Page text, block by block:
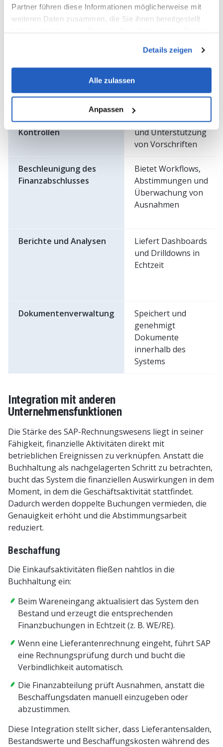
Partner führen diese Informationen möglicherweise mit
weiteren Daten zusammen, die Sie ihnen bereitgestellt
Details zeigen
Alle zulassen
Anpassen
und aktualisierte
Steuersätze an
Unterstützt parallele
Vorschriften und
Kontrollen
Bietet Prüfpfade,
Genehmigungsregeln
und Unterstützung
von Vorschriften
Beschleunigung des
Finanzabschlusses
Bietet Workflows,
Abstimmungen und
Überwachung von
Ausnahmen
Berichte und Analysen
Liefert Dashboards
und Drilldowns in
Echtzeit
Dokumentenverwaltung
Speichert und
genehmigt
Dokumente
innerhalb des
Systems
Integration mit anderen
Unternehmensfunktionen
Die Stärke des SAP-Rechnungswesens liegt in seiner
Fähigkeit, finanzielle Aktivitäten direkt mit
betrieblichen Ereignissen zu verknüpfen. Anstatt die
Buchhaltung als nachgelagerten Schritt zu betrachten,
bucht das System die finanziellen Auswirkungen in dem
Moment, in dem die Geschäftsaktivität stattfindet.
Dadurch werden doppelte Buchungen vermieden, die
Genauigkeit erhöht und die Abstimmungsarbeit
reduziert.
Beschaffung
Die Einkaufsaktivitäten fließen nahtlos in die
Buchhaltung ein:
Beim Wareneingang aktualisiert das System den
Bestand und erzeugt die entsprechenden
Finanzbuchungen in Echtzeit (z. B. WE/RE).
Wenn eine Lieferantenrechnung eingeht, führt SAP
eine Rechnungsprüfung durch und bucht die
Verbindlichkeit automatisch.
Die Finanzabteilung prüft Ausnahmen, anstatt die
Beschaffungsdaten manuell einzugeben oder
abzustimmen.
Diese Integration stellt sicher, dass Lieferantensalden,
Bestandswerte und Beschaffungskosten während des